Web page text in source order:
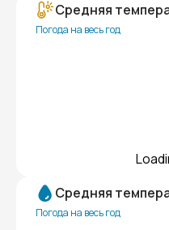
Средняя
Погода на весь год
Средняя
Погода на весь год